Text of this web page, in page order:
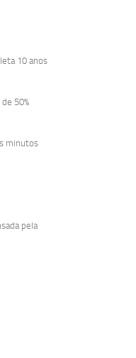
10 anos
50%
minutos
pela